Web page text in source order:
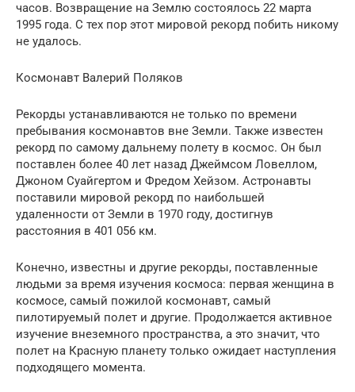
часов. Возвращение на Землю состоялось 22 марта
1995 года. С тех пор этот мировой рекорд побить никому
не удалось.
Космонавт Валерий Поляков
Рекорды устанавливаются не только по времени
пребывания космонавтов вне Земли. Также известен
рекорд по самому дальнему полету в космос. Он был
поставлен более 40 лет назад Джеймсом Ловеллом,
Джоном Суайгертом и Фредом Хейзом. Астронавты
поставили мировой рекорд по наибольшей
удаленности от Земли в 1970 году, достигнув
расстояния в 401 056 км.
Конечно, известны и другие рекорды, поставленные
людьми за время изучения космоса: первая женщина в
космосе, самый пожилой космонавт, самый
пилотируемый полет и другие. Продолжается активное
изучение внеземного пространства, а это значит, что
полет на Красную планету только ожидает наступления
подходящего момента.